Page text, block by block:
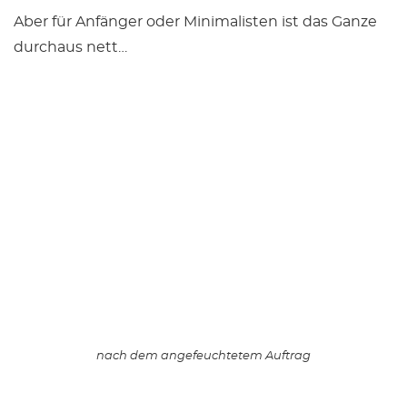
Aber für Anfänger oder Minimalisten ist das Ganze
durchaus nett…
nach dem angefeuchtetem Auftrag